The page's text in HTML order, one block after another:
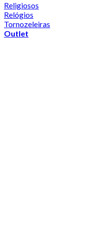
Religiosos
Relógios
Tornozeleiras
Outlet